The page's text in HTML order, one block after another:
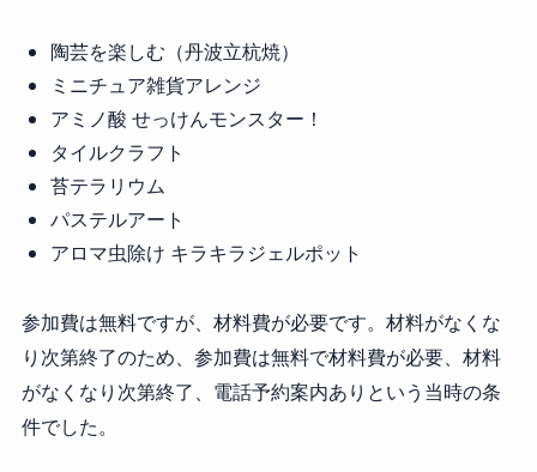
陶芸を楽しむ（丹波立杭焼）
ミニチュア雑貨アレンジ
アミノ酸 せっけんモンスター！
タイルクラフト
苔テラリウム
パステルアート
アロマ虫除け キラキラジェルポット
参加費は無料ですが、材料費が必要です。材料がなくな
り次第終了のため、参加費は無料で材料費が必要、材料
がなくなり次第終了、電話予約案内ありという当時の条
件でした。